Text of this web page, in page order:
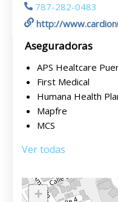
787-282-0483
http://
Aseguradoras
APS Healtcare
First Medical
Humana Health
Mapfre
MCS
Ver todas
+